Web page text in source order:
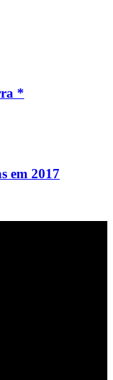
*
em 2017